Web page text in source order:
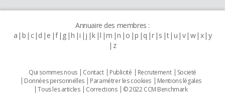
Annuaire des membres :
a b c d e f g h i j k l m n o p q r s t u v w x y
z
Qui sommes nous Contact Publicité Recrutement
Societé
Données personnelles
Paramétrer les cookies
Mentions légales
Tous les articles
Corrections © 2022 CCM Benchmark